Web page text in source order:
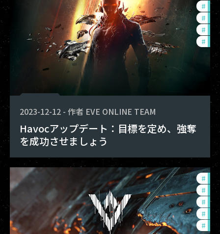
#
#
#
#
2023-12-12 - 作者 EVE ONLINE TEAM
Havocアップデート：目標を定め、強奪
を成功させましょう
#
#
#
#
#